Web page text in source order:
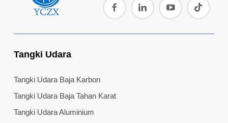
Tangki Udara
Tangki Udara Baja Karbon
Tangki Udara Baja Tahan Karat
Tangki Udara Aluminium